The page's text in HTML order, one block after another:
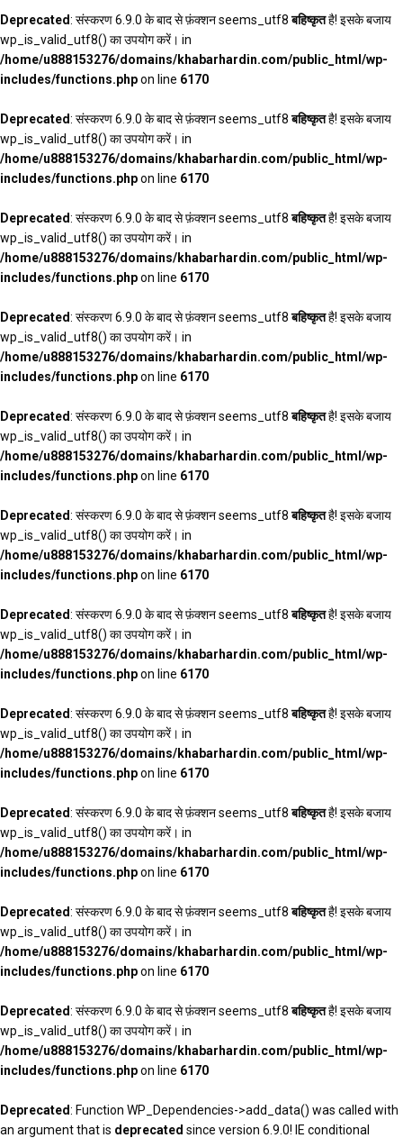
Deprecated: संस्करण 6.9.0 के बाद से फ़ंक्शन seems_utf8बहिष्कृतहै! इसके बजाय
wp_is_valid_utf8() का उपयोग करें। in
/home/u888153276/domains/khabarhardin.com/public_html/wp-
includes/functions.phpon line 6170
Deprecated: संस्करण 6.9.0 के बाद से फ़ंक्शन seems_utf8बहिष्कृतहै! इसके बजाय
wp_is_valid_utf8() का उपयोग करें। in
/home/u888153276/domains/khabarhardin.com/public_html/wp-
includes/functions.phpon line 6170
Deprecated: संस्करण 6.9.0 के बाद से फ़ंक्शन seems_utf8बहिष्कृतहै! इसके बजाय
wp_is_valid_utf8() का उपयोग करें। in
/home/u888153276/domains/khabarhardin.com/public_html/wp-
includes/functions.phpon line 6170
Deprecated: संस्करण 6.9.0 के बाद से फ़ंक्शन seems_utf8बहिष्कृतहै! इसके बजाय
wp_is_valid_utf8() का उपयोग करें। in
/home/u888153276/domains/khabarhardin.com/public_html/wp-
includes/functions.phpon line 6170
Deprecated: संस्करण 6.9.0 के बाद से फ़ंक्शन seems_utf8बहिष्कृतहै! इसके बजाय
wp_is_valid_utf8() का उपयोग करें। in
/home/u888153276/domains/khabarhardin.com/public_html/wp-
includes/functions.phpon line 6170
Deprecated: संस्करण 6.9.0 के बाद से फ़ंक्शन seems_utf8बहिष्कृतहै! इसके बजाय
wp_is_valid_utf8() का उपयोग करें। in
/home/u888153276/domains/khabarhardin.com/public_html/wp-
includes/functions.phpon line 6170
Deprecated: संस्करण 6.9.0 के बाद से फ़ंक्शन seems_utf8बहिष्कृतहै! इसके बजाय
wp_is_valid_utf8() का उपयोग करें। in
/home/u888153276/domains/khabarhardin.com/public_html/wp-
includes/functions.phpon line 6170
Deprecated: संस्करण 6.9.0 के बाद से फ़ंक्शन seems_utf8बहिष्कृतहै! इसके बजाय
wp_is_valid_utf8() का उपयोग करें। in
/home/u888153276/domains/khabarhardin.com/public_html/wp-
includes/functions.phpon line 6170
Deprecated: संस्करण 6.9.0 के बाद से फ़ंक्शन seems_utf8बहिष्कृतहै! इसके बजाय
wp_is_valid_utf8() का उपयोग करें। in
/home/u888153276/domains/khabarhardin.com/public_html/wp-
includes/functions.phpon line 6170
Deprecated: संस्करण 6.9.0 के बाद से फ़ंक्शन seems_utf8बहिष्कृतहै! इसके बजाय
wp_is_valid_utf8() का उपयोग करें। in
/home/u888153276/domains/khabarhardin.com/public_html/wp-
includes/functions.phpon line 6170
Deprecated: संस्करण 6.9.0 के बाद से फ़ंक्शन seems_utf8बहिष्कृतहै! इसके बजाय
wp_is_valid_utf8() का उपयोग करें। in
/home/u888153276/domains/khabarhardin.com/public_html/wp-
includes/functions.phpon line 6170
Deprecated: Function WP_Dependencies->add_data() was called with
an argument that is deprecated since version 6.9.0! IE conditional